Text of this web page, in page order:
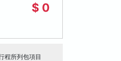
$ 0
程所列包項目